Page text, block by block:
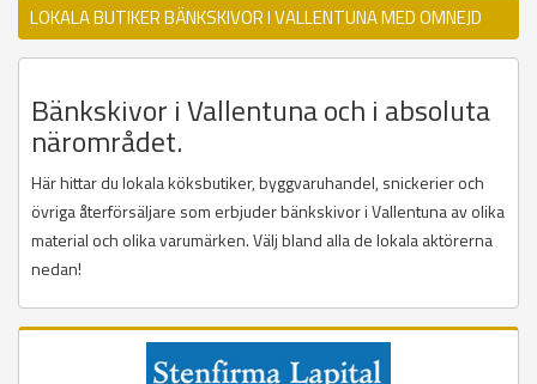
LOKALA BUTIKER BÄNKSKIVOR I VALLENTUNA MED OMNEJD
Bänkskivor i Vallentuna och i absoluta
närområdet.
Här hittar du lokala köksbutiker, byggvaruhandel, snickerier och
övriga återförsäljare som erbjuder bänkskivor i Vallentuna av olika
material och olika varumärken. Välj bland alla de lokala aktörerna
nedan!